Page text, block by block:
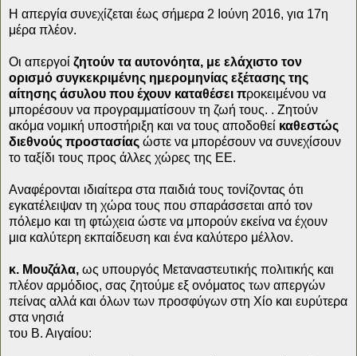
Η απεργία συνεχίζεται έως σήμερα 2 Ιούνη 2016, για 17η
μέρα πλέον.
Οι απεργοί ζητούν τα αυτονόητα, με ελάχιστο τον
ορισμό συγκεκριμένης ημερομηνίας εξέτασης της
αίτησης άσυλου που έχουν καταθέσει προκειμένου να
μπορέσουν να προγραμματίσουν τη ζωή τους. . Zητούν
ακόμα νομική υποστήριξη και να τους αποδοθεί καθεστώς
διεθνούς προστασίας ώστε να μπορέσουν να συνεχίσουν
το ταξίδι τους προς άλλες χώρες της ΕΕ.
Αναφέρονται ιδιαίτερα στα παιδιά τους τονίζοντας ότι
εγκατέλειψαν τη χώρα τους που σπαράσσεται από τον
πόλεμο και τη φτώχεια ώστε να μπορούν εκείνα να έχουν
μια καλύτερη εκπαίδευση και ένα καλύτερο μέλλον.
κ. Μουζάλα, ως υπουργός Μεταναστευτικής πολιτικής και
πλέον αρμόδιος, σας ζητούμε εξ ονόματος των απεργών
πείνας αλλά και όλων των προσφύγων στη Χίο και ευρύτερα
στα νησιά
του Β. Αιγαίου: